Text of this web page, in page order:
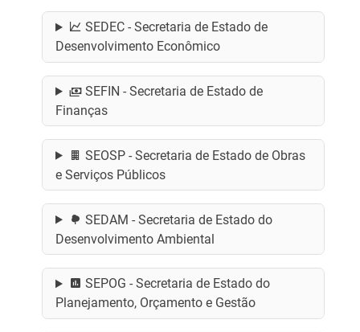
SEDEC - Secretaria de Estado de
Desenvolvimento Econômico
SEFIN - Secretaria de Estado de
Finanças
SEOSP - Secretaria de Estado de Obras
e Serviços Públicos
SEDAM - Secretaria de Estado do
Desenvolvimento Ambiental
SEPOG - Secretaria de Estado do
Planejamento, Orçamento e Gestão